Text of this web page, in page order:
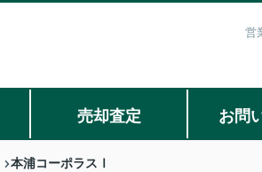
営
売却査定 お問
本浦コーポラスⅠ